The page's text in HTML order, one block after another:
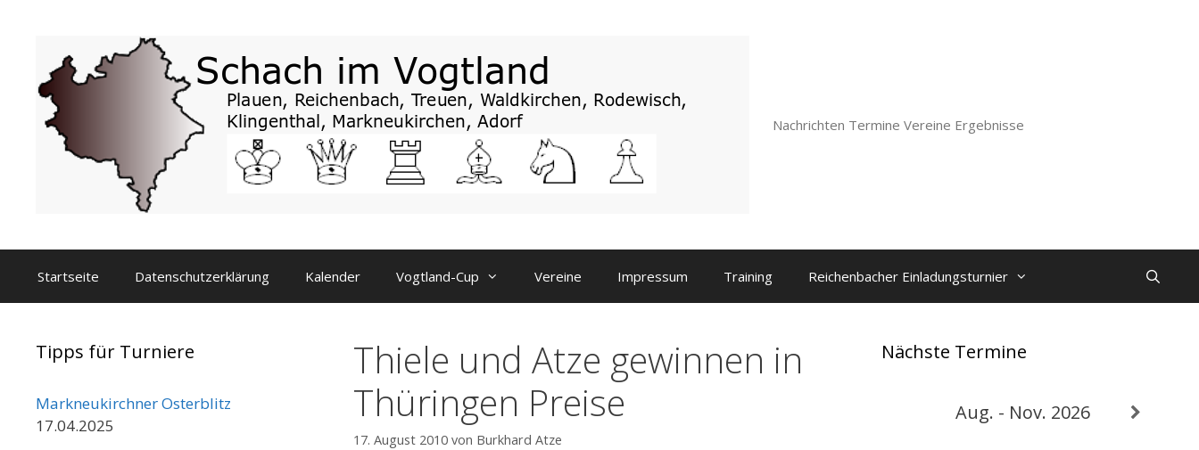
Nachrichten Termine Vereine Ergebnisse
Startseite Datenschutzerklärung Kalender Vogtland-Cup Vereine Impressum Training Reichenbacher Einladungsturnier
Thiele und Atze gewinnen in
Thüringen Preise
17. August 2010 von Burkhard Atze
Tipps für Turniere
Markneukirchner Osterblitz
17.04.2025
Nächste Termine
Aug. - Nov. 2026